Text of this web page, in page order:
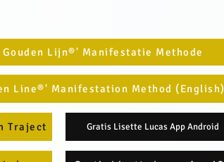
Gouden Lijn®' Manifestatie Methode
Line®' Manifestation Method
Traject Gratis Lisette Lucas App Android